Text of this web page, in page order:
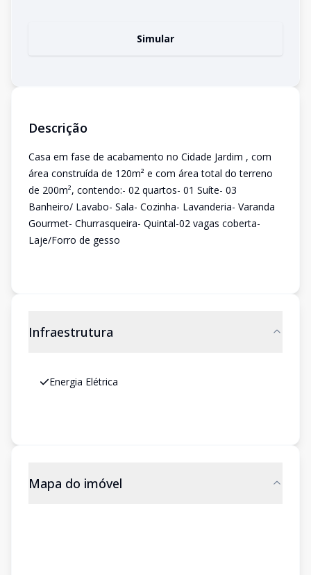
Simular
Descrição
Casa em fase de acabamento no Cidade Jardim , com
área construída de 120m² e com área total do terreno
de 200m², contendo:- 02 quartos- 01 Suíte- 03
Banheiro/ Lavabo- Sala- Cozinha- Lavanderia- Varanda
Gourmet- Churrasqueira- Quintal-02 vagas coberta-
Laje/Forro de gesso
Infraestrutura
Energia Elétrica
Mapa do imóvel